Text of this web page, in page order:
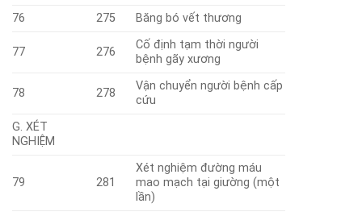
76
275 Băng bó vết thương
77 276
Cố định tạm thời người
bệnh gãy xương
78 278
Vận chuyển người bệnh cấp
cứu
G. XÉT
NGHIỆM
79 281
Xét nghiệm đường máu
mao mạch tại giường (một
lần)